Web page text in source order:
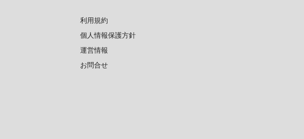
利用規約
個人情報保護方針
運営情報
お問合せ